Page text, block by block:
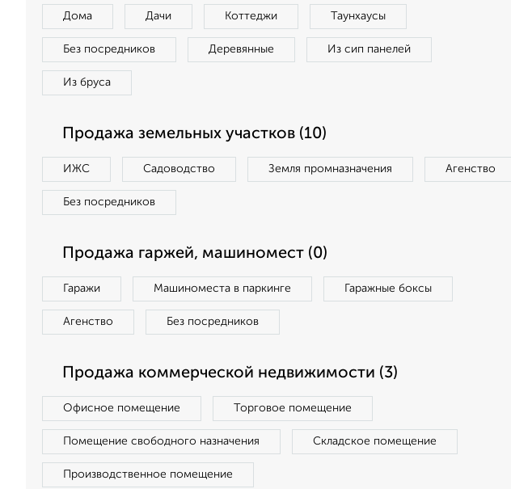
Дома Дачи Коттеджи Таунхаусы
Без посредников Деревянные Из сип панелей
Из бруса
Продажа земельных участков (10)
ИЖС Садоводство Земля промназначения Агенство
Без посредников
Продажа гаржей, машиномест (0)
Гаражи Машиноместа в паркинге Гаражные боксы
Агенство Без посредников
Продажа коммерческой недвижимости (3)
Офисное помещение Торговое помещение
Помещение свободного назначения Складское помещение
Производственное помещение